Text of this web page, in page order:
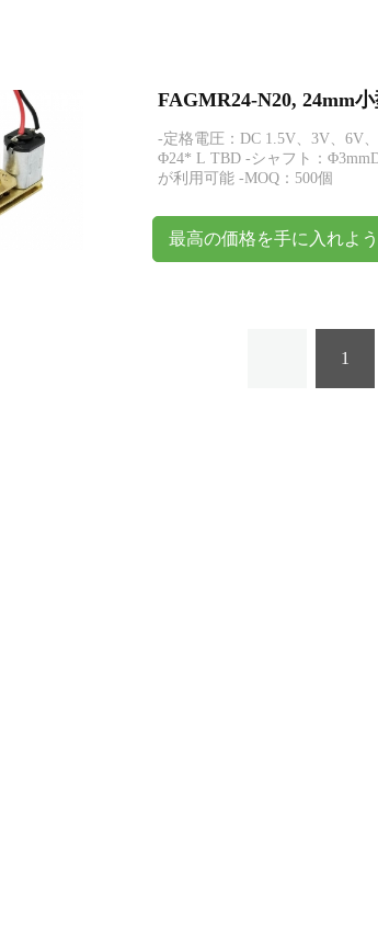
FAGMR24-N20, 24mm
-定格電圧：DC 1.5V、3V、6V
Φ24* L TBD -シャフト：
が利用可能 -MOQ：500個
最高の価格を手に入れよう
1